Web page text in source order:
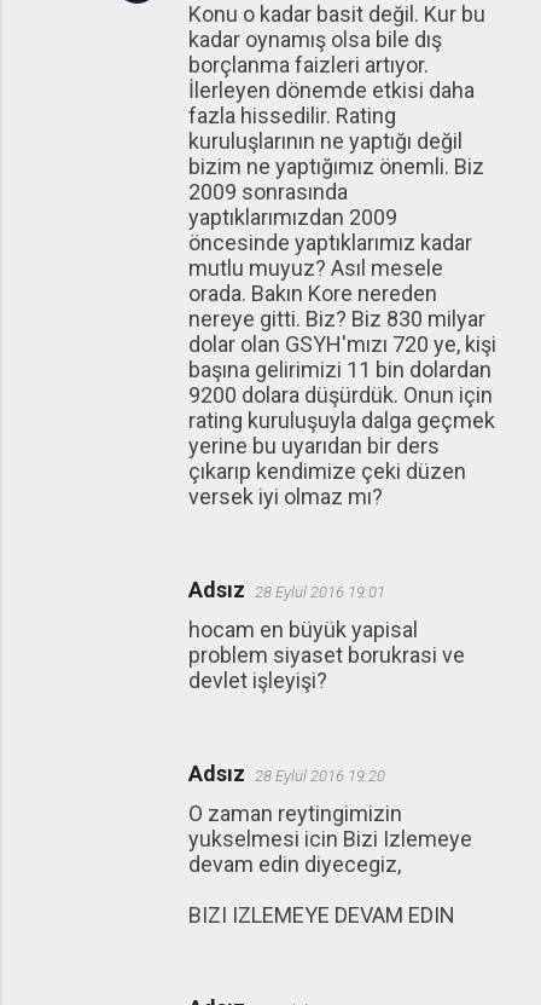
Konu o kadar basit değil. Kur bu
kadar oynamış olsa bile dış
borçlanma faizleri artıyor.
İlerleyen dönemde etkisi daha
fazla hissedilir. Rating
kuruluşlarının ne yaptığı değil
bizim ne yaptığımız önemli. Biz
2009 sonrasında
yaptıklarımızdan 2009
öncesinde yaptıklarımız kadar
mutlu muyuz? Asıl mesele
orada. Bakın Kore nereden
nereye gitti. Biz? Biz 830 milyar
dolar olan GSYH'mızı 720 ye, kişi
başına gelirimizi 11 bin dolardan
9200 dolara düşürdük. Onun için
rating kuruluşuyla dalga geçmek
yerine bu uyarıdan bir ders
çıkarıp kendimize çeki düzen
versek iyi olmaz mı?
Adsız 28 Eylül 2016 19:01
hocam en büyük yapisal
problem siyaset borukrasi ve
devlet işleyişi?
Adsız 28 Eylül 2016 19:20
O zaman reytingimizin
yukselmesi icin Bizi Izlemeye
devam edin diyecegiz,
BIZI IZLEMEYE DEVAM EDIN